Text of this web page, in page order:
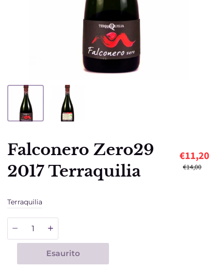
Falconero Zero29
2017 Terraquilia
€11,20
€14,00
Terraquilia
Quantità
Esaurito